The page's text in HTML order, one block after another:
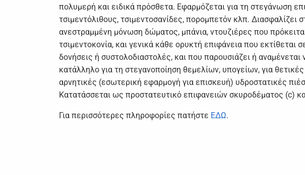
πολυμερή και ειδικά πρόσθετα. Εφαρμόζεται για τη στεγάνωση
τσιμεντόλιθους, τσιμεντοσανίδες, πορομπετόν κλπ. Διασφαλίζει
ανεστραμμένη μόνωση δώματος, μπάνια, ντουζιέρες που
τσιμεντοκονία, και γενικά κάθε ορυκτή επιφάνεια που εκτίθεται
δονήσεις ή συστολοδιαστολές, και που παρουσιάζει ή αναμένεται
κατάλληλο για τη στεγανοποίηση θεμελίων, υπογείων, για
αρνητικές (εσωτερική εφαρμογή για επισκευή) υδροστατικές
Κατατάσσεται ως προστατευτικό επιφανειών σκυροδέματος (c)
Για περισσότερες πληροφορίες πατήστε ΕΔΩ.